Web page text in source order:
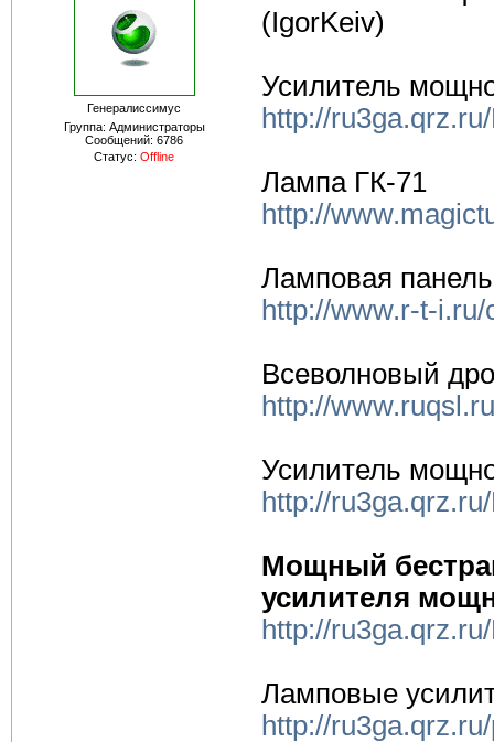
Генералиссимус
Группа: Администраторы
Сообщений: 6786
Статус: Offline
(IgorKeiv)
Усилитель
http://
Лампа ГК-71
http://
Ламповая
http://www.r-t-
Всеволновый
http://
Усилитель
http://
Мощный
усилителя
http://
Ламповые
http://